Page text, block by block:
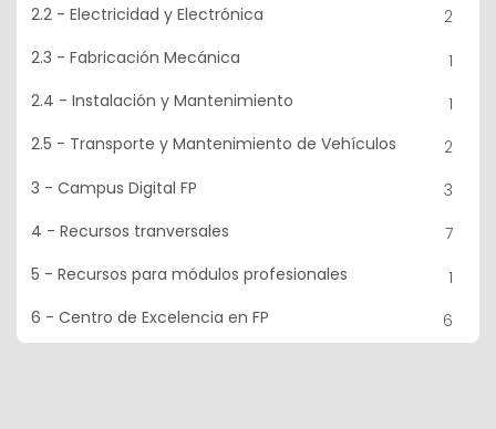
2.2 - Electricidad y Electrónica
2
2.3 - Fabricación Mecánica
1
2.4 - Instalación y Mantenimiento
1
2.5 - Transporte y Mantenimiento de Vehículos
2
3 - Campus Digital FP
3
4 - Recursos tranversales
7
5 - Recursos para módulos profesionales
1
6 - Centro de Excelencia en FP
6